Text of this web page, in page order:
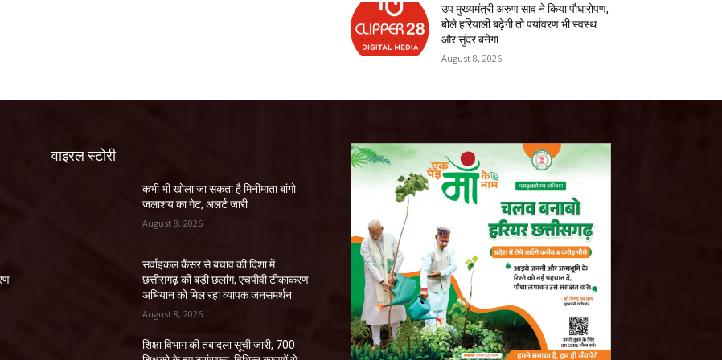
उप मुख्यमंत्री अरुण साव ने किया पौधारोपण,
बोले हरियाली बढ़ेगी तो पर्यावरण भी स्वस्थ
और सुंदर बनेगा
August 8, 2026
वाइरल स्टोरी
कभी भी खोला जा सकता है मिनीमाता बांगो
जलाशय का गेट, अलर्ट जारी
August 8, 2026
सर्वाइकल कैंसर से बचाव की दिशा में
छत्तीसगढ़ की बड़ी छलांग, एचपीवी टीकाकरण
अभियान को मिल रहा व्यापक जनसमर्थन
August 8, 2026
शिक्षा विभाग की तबादला सूची जारी, 700